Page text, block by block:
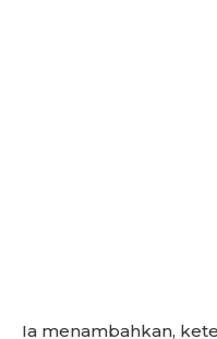
Ia menambahkan,